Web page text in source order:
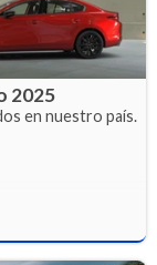
2025
en nuestro país.